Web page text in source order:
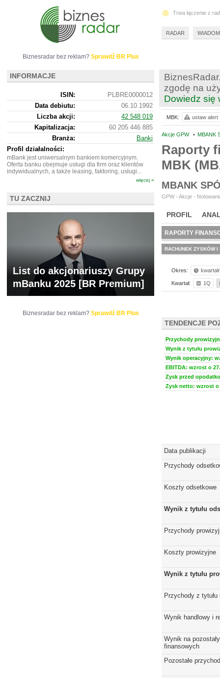
zgodę na
Dowiedz się
Akcje GPW • MBANK
Raporty
MBK
MBANK
GPW - Akcje -
PROFIL
WYCENA BR
RAPORTY
RACHUNEK ZYSKÓW I
Okres:
Kwartał: 1Q
TENDENCJE
Przychody
Wynik z tytułu
Wynik operacyjny:
EBITDA: wzrost o
Zysk przed
Zysk netto: wzrost o
Data publikacji
Przychody
Koszty odsetkowe
Wynik z tytułu
Przychody
Koszty prowizyjne
Wynik z tytułu
Przychody z tytułu
Wynik handlowy i
Wynik na
finansowych
Pozostałe
MBK: ustaw alert
Biznesradar bez reklam? Sprawdź BR Plus
INFORMACJE
ISIN:
PLBRE0000012
Data debiutu:
06.10.1992
Liczba akcji:
42 548 019
Kapitalizacja:
60 205 446 885
Branża:
Banki
Profil działalności:
mBank jest uniwersalnym bankiem komercyjnym.
Oferta banku obejmuje usługi dla firm oraz klientów
indywidualnych, a także leasing, faktoring, usługi...
więcej »
TU ZACZNIJ
List do akcjonariuszy Grupy
mBanku 2025 [BR Premium]
Biznesradar bez reklam? Sprawdź BR Plus
Trwa łączenie z
RADAR